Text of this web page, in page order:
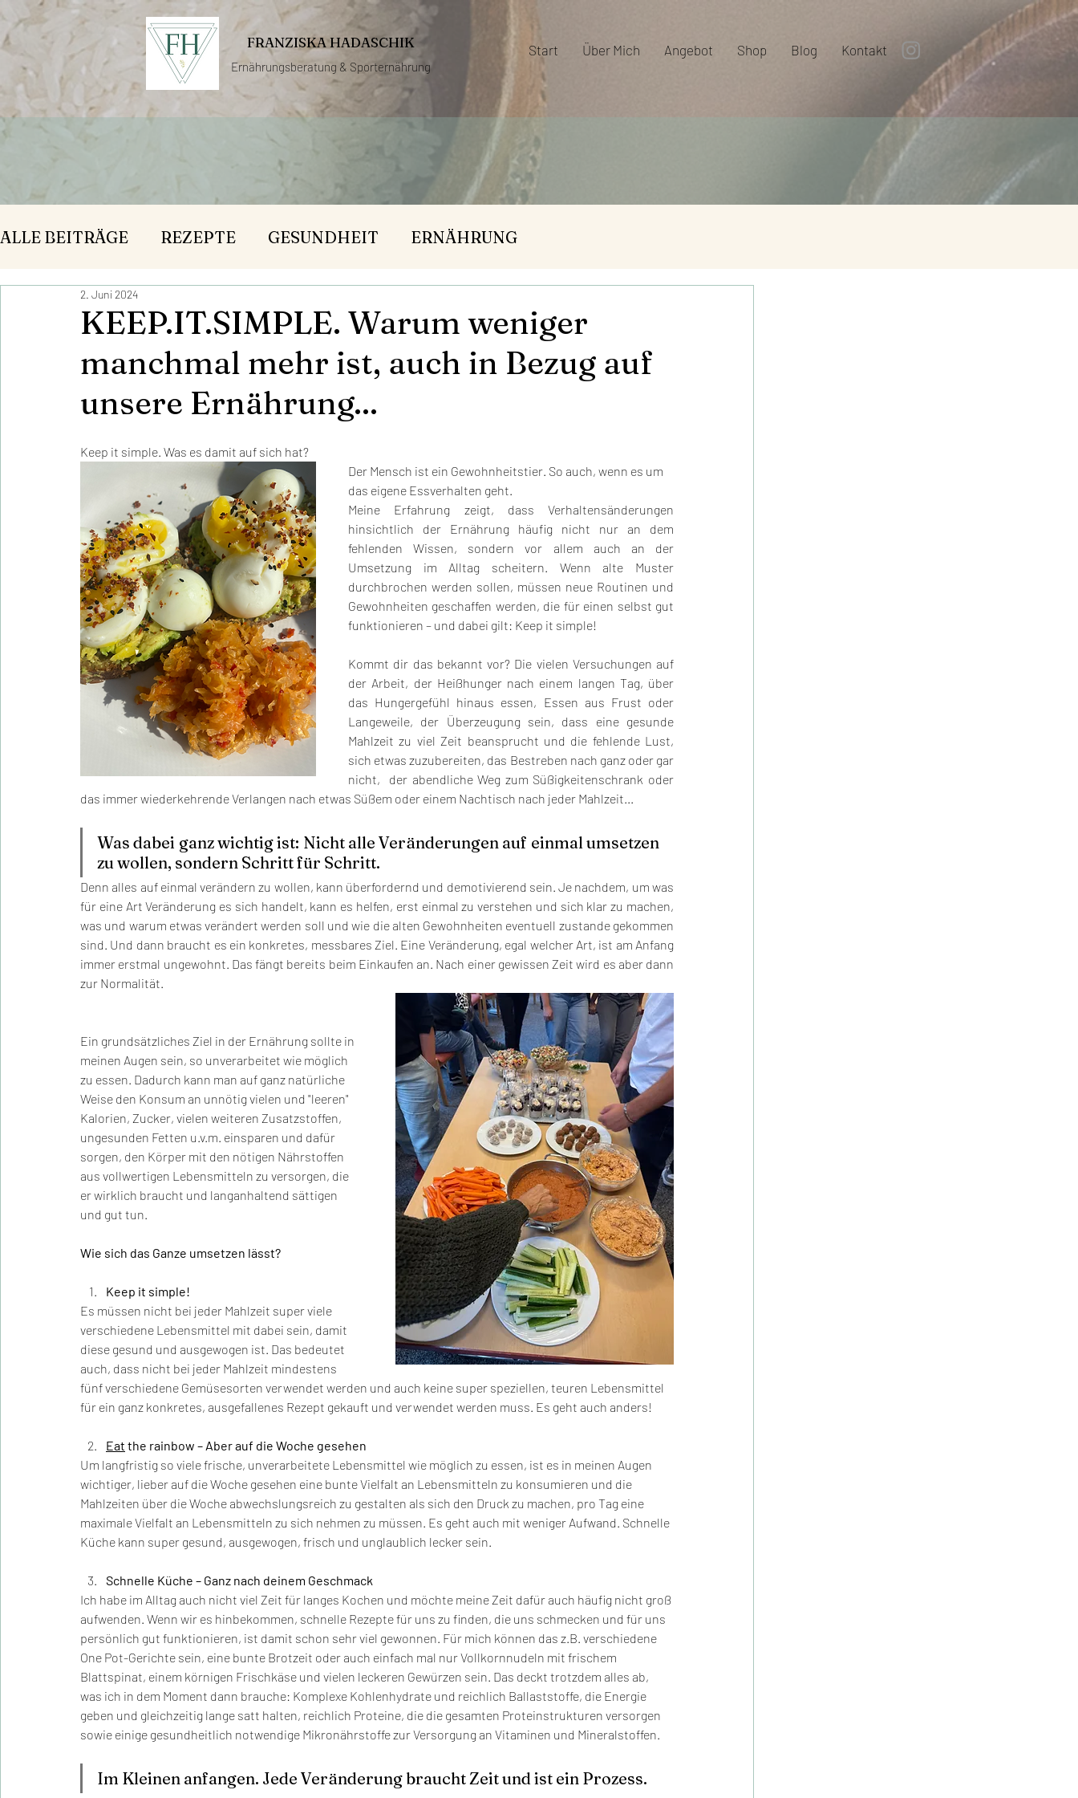
FRANZISKA HADASCHIK
Ernährungsberatung & Sporternährung
Start Über Mich Angebot Shop Blog Kontakt
ALLE BEITRÄGE REZEPTE GESUNDHEIT ERNÄHRUNG
KEEP.IT.SIMPLE. Warum weniger
manchmal mehr ist, auch in Bezug auf
unsere Ernährung...
2. Juni 2024
Keep it simple. Was es damit auf sich hat?
Der Mensch ist ein Gewohnheitstier. So auch, wenn es um
das eigene Essverhalten geht.
Meine Erfahrung zeigt, dass Verhaltensänderungen
hinsichtlich der Ernährung häufig nicht nur an dem
fehlenden Wissen, sondern vor allem auch an der
Umsetzung im Alltag scheitern. Wenn alte Muster
durchbrochen werden sollen, müssen neue Routinen und
Gewohnheiten geschaffen werden, die für einen selbst gut
funktionieren – und dabei gilt: Keep it simple!
Kommt dir das bekannt vor? Die vielen Versuchungen auf
der Arbeit, der Heißhunger nach einem langen Tag, über
das Hungergefühl hinaus essen, Essen aus Frust oder
Langeweile, der Überzeugung sein, dass eine gesunde
Mahlzeit zu viel Zeit beansprucht und die fehlende Lust,
sich etwas zuzubereiten, das Bestreben nach ganz oder gar
nicht,  der abendliche Weg zum Süßigkeitenschrank oder
das immer wiederkehrende Verlangen nach etwas Süßem oder einem Nachtisch nach jeder Mahlzeit...
Was dabei ganz wichtig ist: Nicht alle Veränderungen auf einmal umsetzen
zu wollen, sondern Schritt für Schritt.
Denn alles auf einmal verändern zu wollen, kann überfordernd und demotivierend sein. Je nachdem, um was
für eine Art Veränderung es sich handelt, kann es helfen, erst einmal zu verstehen und sich klar zu machen,
was und warum etwas verändert werden soll und wie die alten Gewohnheiten eventuell zustande gekommen
sind. Und dann braucht es ein konkretes, messbares Ziel. Eine Veränderung, egal welcher Art, ist am Anfang
immer erstmal ungewohnt. Das fängt bereits beim Einkaufen an. Nach einer gewissen Zeit wird es aber dann
zur Normalität.
Ein grundsätzliches Ziel in der Ernährung sollte in
meinen Augen sein, so unverarbeitet wie möglich
zu essen. Dadurch kann man auf ganz natürliche
Weise den Konsum an unnötig vielen und "leeren"
Kalorien, Zucker, vielen weiteren Zusatzstoffen,
ungesunden Fetten u.v.m. einsparen und dafür
sorgen, den Körper mit den nötigen Nährstoffen
aus vollwertigen Lebensmitteln zu versorgen, die
er wirklich braucht und langanhaltend sättigen
und gut tun.
Wie sich das Ganze umsetzen lässt?
Keep it simple!
Es müssen nicht bei jeder Mahlzeit super viele
verschiedene Lebensmittel mit dabei sein, damit
diese gesund und ausgewogen ist. Das bedeutet
auch, dass nicht bei jeder Mahlzeit mindestens
fünf verschiedene Gemüsesorten verwendet werden und auch keine super speziellen, teuren Lebensmittel
für ein ganz konkretes, ausgefallenes Rezept gekauft und verwendet werden muss. Es geht auch anders!
Eat the rainbow – Aber auf die Woche gesehen
Um langfristig so viele frische, unverarbeitete Lebensmittel wie möglich zu essen, ist es in meinen Augen
wichtiger, lieber auf die Woche gesehen eine bunte Vielfalt an Lebensmitteln zu konsumieren und die
Mahlzeiten über die Woche abwechslungsreich zu gestalten als sich den Druck zu machen, pro Tag eine
maximale Vielfalt an Lebensmitteln zu sich nehmen zu müssen. Es geht auch mit weniger Aufwand. Schnelle
Küche kann super gesund, ausgewogen, frisch und unglaublich lecker sein.
Schnelle Küche – Ganz nach deinem Geschmack
Ich habe im Alltag auch nicht viel Zeit für langes Kochen und möchte meine Zeit dafür auch häufig nicht groß
aufwenden. Wenn wir es hinbekommen, schnelle Rezepte für uns zu finden, die uns schmecken und für uns
persönlich gut funktionieren, ist damit schon sehr viel gewonnen. Für mich können das z.B. verschiedene
One Pot-Gerichte sein, eine bunte Brotzeit oder auch einfach mal nur Vollkornnudeln mit frischem
Blattspinat, einem körnigen Frischkäse und vielen leckeren Gewürzen sein. Das deckt trotzdem alles ab,
was ich in dem Moment dann brauche: Komplexe Kohlenhydrate und reichlich Ballaststoffe, die Energie
geben und gleichzeitig lange satt halten, reichlich Proteine, die die gesamten Proteinstrukturen versorgen
sowie einige gesundheitlich notwendige Mikronährstoffe zur Versorgung an Vitaminen und Mineralstoffen.
Im Kleinen anfangen. Jede Veränderung braucht Zeit und ist ein Prozess.